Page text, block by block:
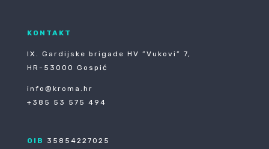
KONTAKT
IX. Gardijske brigade HV ”Vukovi” 7,
HR-53000 Gospić
info@kroma.hr
+385 53 575 494
OIB 35854227025